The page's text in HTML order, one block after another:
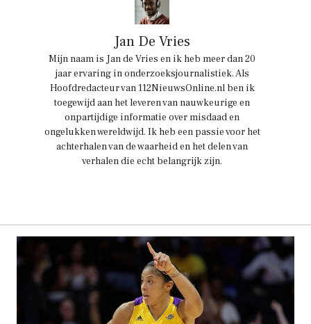
Jan De Vries
Mijn naam is Jan de Vries en ik heb meer dan 20
jaar ervaring in onderzoeksjournalistiek. Als
Hoofdredacteur van 112NieuwsOnline.nl ben ik
toegewijd aan het leveren van nauwkeurige en
onpartijdige informatie over misdaad en
ongelukken wereldwijd. Ik heb een passie voor het
achterhalen van de waarheid en het delen van
verhalen die echt belangrijk zijn.